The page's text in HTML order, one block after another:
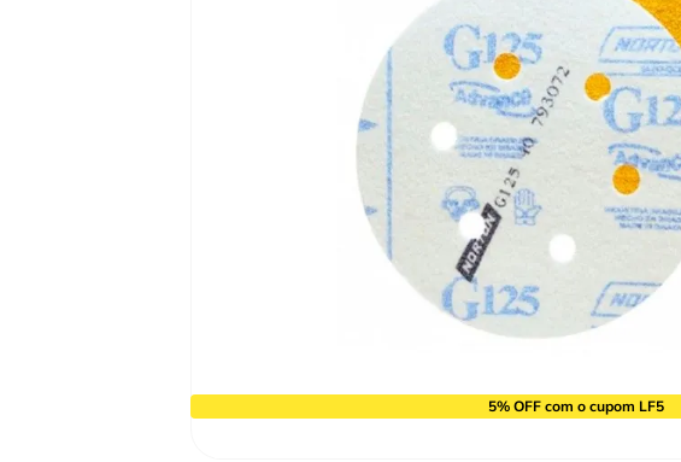
5% OFF com o cupom LF5